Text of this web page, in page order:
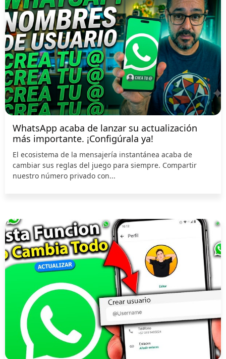
WhatsApp acaba de lanzar su actualización
más importante. ¡Configúrala ya!
El ecosistema de la mensajería instantánea acaba de
cambiar sus reglas del juego para siempre. Compartir
nuestro número privado con...